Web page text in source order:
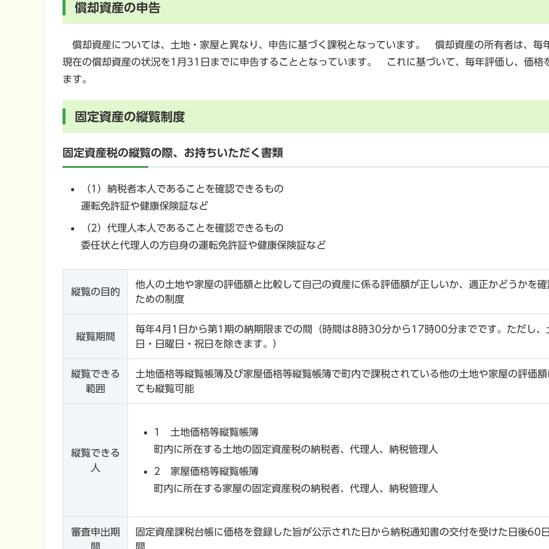
償却資産の申告
償却資産については、土地・家屋と異なり、申告に基づく課税となっています。 償却資産の所有者は、毎
現在の償却資産の状況を1月31日までに申告することとなっています。 これに基づいて、毎年評価し、価格
ます。
固定資産の縦覧制度
固定資産税の縦覧の際、お持ちいただく書類
（1）納税者本人であることを確認できるもの
運転免許証や健康保険証など
（2）代理人本人であることを確認できるもの
委任状と代理人の方自身の運転免許証や健康保険証など
縦覧の目的
他人の土地や家屋の評価額と比較して自己の資産に係る評価額が正しいか、適正かどうかを確
ための制度
縦覧期間
毎年4月1日から第1期の納期限までの間（時間は8時30分から17時00分までです。ただし、
日・日曜日・祝日を除きます。）
縦覧できる
範囲
土地価格等縦覧帳簿及び家屋価格等縦覧帳簿で町内で課税されている他の土地や家屋の評価額
ても縦覧可能
縦覧できる
人
1 土地価格等縦覧帳簿
町内に所在する土地の固定資産税の納税者、代理人、納税管理人
2 家屋価格等縦覧帳簿
町内に所在する家屋の固定資産税の納税者、代理人、納税管理人
審査申出期
間
固定資産課税台帳に価格を登録した旨が公示された日から納税通知書の交付を受けた日後60
間